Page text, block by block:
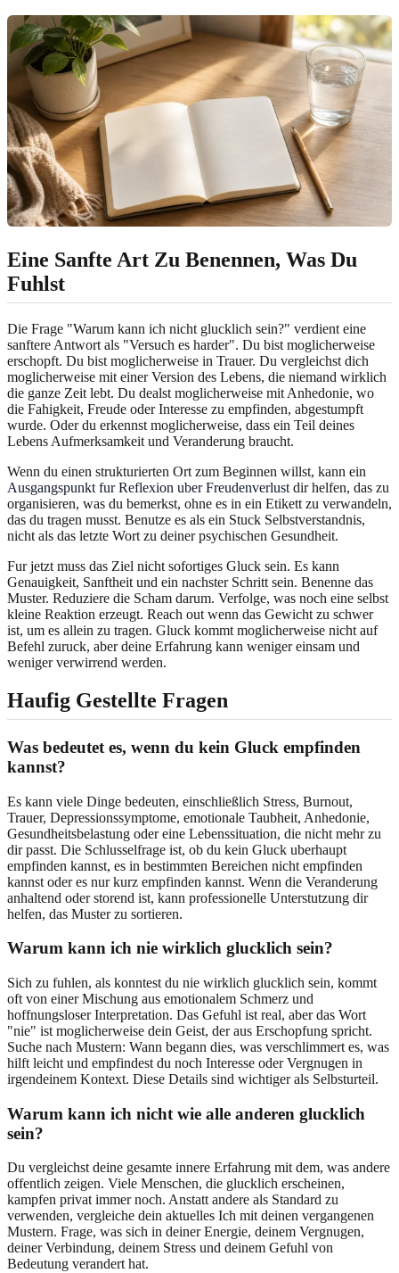
Eine Sanfte Art Zu Benennen, Was Du
Fuhlst
Die Frage "Warum kann ich nicht glucklich sein?" verdient eine
sanftere Antwort als "Versuch es harder". Du bist moglicherweise
erschopft. Du bist moglicherweise in Trauer. Du vergleichst dich
moglicherweise mit einer Version des Lebens, die niemand wirklich
die ganze Zeit lebt. Du dealst moglicherweise mit Anhedonie, wo
die Fahigkeit, Freude oder Interesse zu empfinden, abgestumpft
wurde. Oder du erkennst moglicherweise, dass ein Teil deines
Lebens Aufmerksamkeit und Veranderung braucht.
Wenn du einen strukturierten Ort zum Beginnen willst, kann ein
Ausgangspunkt fur Reflexion uber Freudenverlust dir helfen, das zu
organisieren, was du bemerkst, ohne es in ein Etikett zu verwandeln,
das du tragen musst. Benutze es als ein Stuck Selbstverstandnis,
nicht als das letzte Wort zu deiner psychischen Gesundheit.
Fur jetzt muss das Ziel nicht sofortiges Gluck sein. Es kann
Genauigkeit, Sanftheit und ein nachster Schritt sein. Benenne das
Muster. Reduziere die Scham darum. Verfolge, was noch eine selbst
kleine Reaktion erzeugt. Reach out wenn das Gewicht zu schwer
ist, um es allein zu tragen. Gluck kommt moglicherweise nicht auf
Befehl zuruck, aber deine Erfahrung kann weniger einsam und
weniger verwirrend werden.
Haufig Gestellte Fragen
Was bedeutet es, wenn du kein Gluck empfinden
kannst?
Es kann viele Dinge bedeuten, einschließlich Stress, Burnout,
Trauer, Depressionssymptome, emotionale Taubheit, Anhedonie,
Gesundheitsbelastung oder eine Lebenssituation, die nicht mehr zu
dir passt. Die Schlusselfrage ist, ob du kein Gluck uberhaupt
empfinden kannst, es in bestimmten Bereichen nicht empfinden
kannst oder es nur kurz empfinden kannst. Wenn die Veranderung
anhaltend oder storend ist, kann professionelle Unterstutzung dir
helfen, das Muster zu sortieren.
Warum kann ich nie wirklich glucklich sein?
Sich zu fuhlen, als konntest du nie wirklich glucklich sein, kommt
oft von einer Mischung aus emotionalem Schmerz und
hoffnungsloser Interpretation. Das Gefuhl ist real, aber das Wort
"nie" ist moglicherweise dein Geist, der aus Erschopfung spricht.
Suche nach Mustern: Wann begann dies, was verschlimmert es, was
hilft leicht und empfindest du noch Interesse oder Vergnugen in
irgendeinem Kontext. Diese Details sind wichtiger als Selbsturteil.
Warum kann ich nicht wie alle anderen glucklich
sein?
Du vergleichst deine gesamte innere Erfahrung mit dem, was andere
offentlich zeigen. Viele Menschen, die glucklich erscheinen,
kampfen privat immer noch. Anstatt andere als Standard zu
verwenden, vergleiche dein aktuelles Ich mit deinen vergangenen
Mustern. Frage, was sich in deiner Energie, deinem Vergnugen,
deiner Verbindung, deinem Stress und deinem Gefuhl von
Bedeutung verandert hat.